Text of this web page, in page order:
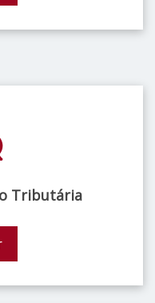
Tributária